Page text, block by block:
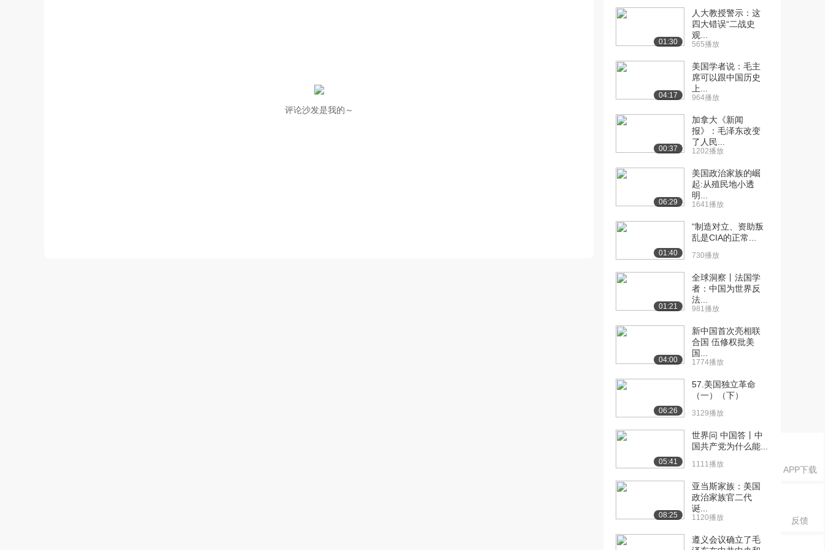
APP下载
反馈
评论沙发是我的～
[11] 浙江大学公开课：唐
康严与戊戌运动的...
14:33
[12] 浙江大学公开课：体
制的革命阶段
11:07
[13] 浙江大学公开课：资
2.3万播放
10:16
[14] 浙江大学公开课：陈
18:16
[15] 浙江大学公开课：小
05:14
[16] 浙江大学公开课：中
20:03
[17] 浙江大学公开课：历
史的必然选择
国共产党的成立及...
共合作的历程
[20] 浙江大学公开课：国
共革命失败的原因
[21] 浙江大学公开课：伟
人毛泽东的非凡早...
2.9万播放
01:30
人大教授警示：这
四大错误“二战史
观...
565播放
04:17
美国学者说：毛主
席可以跟中国历史
上...
964播放
00:37
加拿大《新闻
报》：毛泽东改变
了人民...
1202播放
06:29
美国政治家族的崛
起:从殖民地小透
明...
1641播放
01:40
“制造对立、资助叛
乱是CIA的正常...
730播放
01:21
全球洞察丨法国学
者：中国为世界反
法...
981播放
04:00
新中国首次亮相联
合国 伍修权批美
国...
1774播放
06:26
57.美国独立革命
（一）（下）
3129播放
05:41
世界问 中国答丨中
国共产党为什么能...
1111播放
08:25
亚当斯家族：美国
政治家族官二代
诞...
1120播放
遵义会议确立了毛